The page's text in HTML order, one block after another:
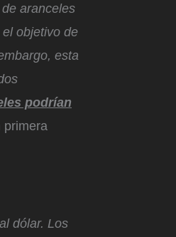
aranceles
objetivo de
esta
podrían
primera
dólar. Los